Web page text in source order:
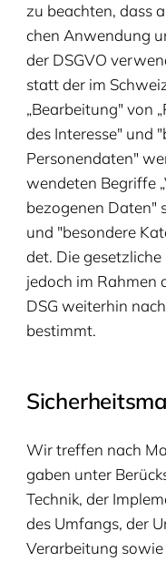
zu beach­ten, dass
chen Anwen­dung
der DSGVO
statt der im
„Bear­bei­tung" von „
des Inter­es­se" und "
Per­so­nen­da­ten"
wen­de­ten Begrif­fe „
be­zo­ge­nen Daten"
und "beson­de­re
det. Die
jedoch im Rah­men
DSG wei­ter­hin
bestimmt.
Wir tref­fen nach
ga­ben unter
Tech­nik, der
des Umfangs, der
Ver­ar­bei­tung